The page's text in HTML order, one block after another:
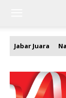
Jabar Juara